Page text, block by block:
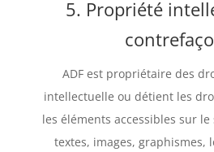
5. Propriété
ADF est propriétaire des
intellectuelle ou détient les
les éléments accessibles sur
textes, images, graphismes,